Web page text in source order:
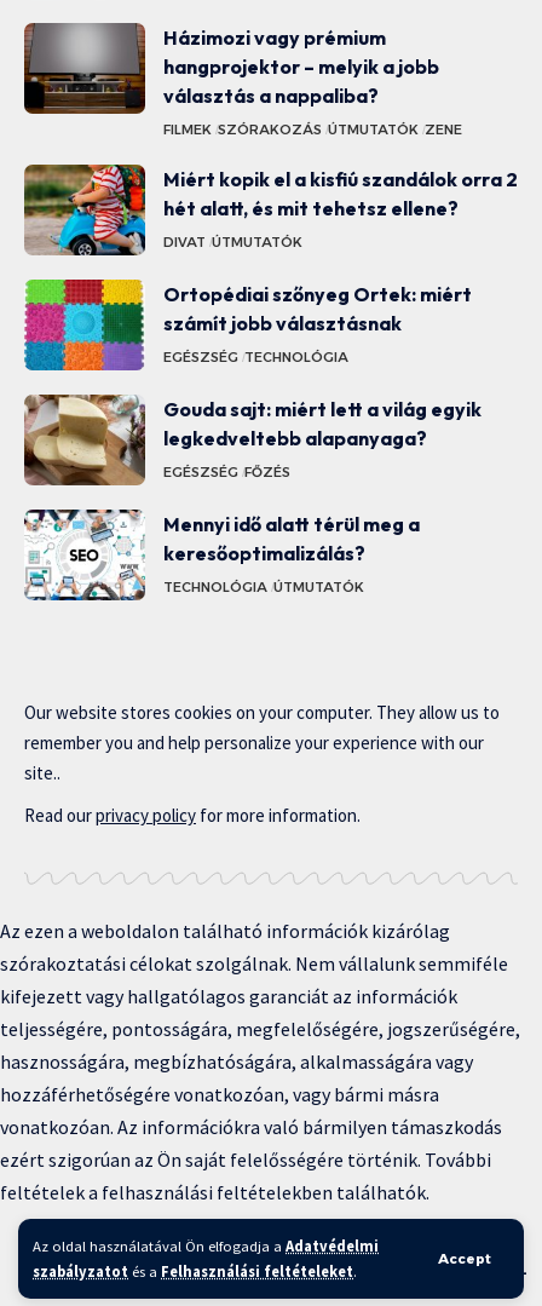
Az oldal használatával Ön elfogadja a Adatvédelmi
szabályzatot és a Felhasználási feltételeket.
Accept
Házimozi vagy prémium
hangprojektor – melyik a jobb
választás a nappaliba?
FILMEK SZÓRAKOZÁS ÚTMUTATÓK ZENE
Miért kopik el a kisfiú szandálok orra 2
hét alatt, és mit tehetsz ellene?
DIVAT ÚTMUTATÓK
Ortopédiai szőnyeg Ortek: miért
számít jobb választásnak
EGÉSZSÉG TECHNOLÓGIA
Gouda sajt: miért lett a világ egyik
legkedveltebb alapanyaga?
EGÉSZSÉG FŐZÉS
Mennyi idő alatt térül meg a
keresőoptimalizálás?
TECHNOLÓGIA ÚTMUTATÓK
Our website stores cookies on your computer. They allow us to
remember you and help personalize your experience with our
site..
Read ourprivacy policy for more information.
Az ezen a weboldalon található információk kizárólag
szórakoztatási célokat szolgálnak. Nem vállalunk semmiféle
kifejezett vagy hallgatólagos garanciát az információk
teljességére, pontosságára, megfelelőségére, jogszerűségére,
hasznosságára, megbízhatóságára, alkalmasságára vagy
hozzáférhetőségére vonatkozóan, vagy bármi másra
vonatkozóan. Az információkra való bármilyen támaszkodás
ezért szigorúan az Ön saját felelősségére történik. További
feltételek a felhasználási feltételekben találhatók.
Copyright © 2025 BFKH.hu
Felhasználási feltételek –Adatvédelmi irányelvek – Kapcsolat –